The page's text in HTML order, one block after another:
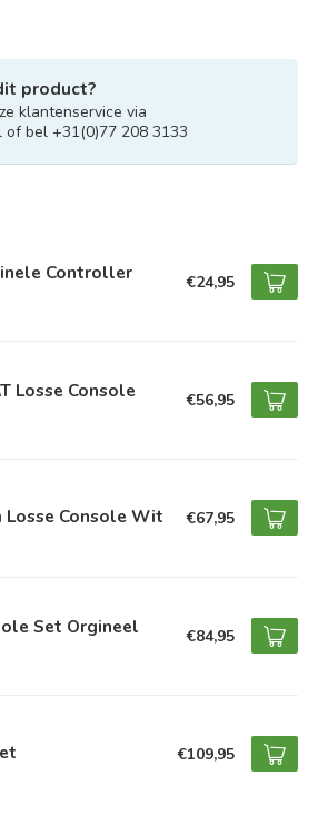
product?
klantenservice via
of bel +31(0)77 208 3133
Controller €24,95
Losse Console €56,95
Console Wit €67,95
Set Orgineel €84,95
€109,95